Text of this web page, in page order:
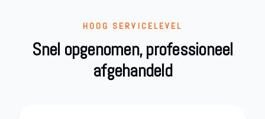
HOOG SERVICELEVEL
Snel opgenomen, professioneel
afgehandeld